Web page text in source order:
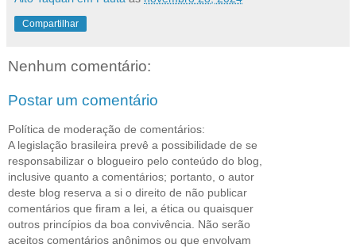
Compartilhar
Nenhum comentário:
Postar um comentário
Política de moderação de comentários:
A legislação brasileira prevê a possibilidade de se
responsabilizar o blogueiro pelo conteúdo do blog,
inclusive quanto a comentários; portanto, o autor
deste blog reserva a si o direito de não publicar
comentários que firam a lei, a ética ou quaisquer
outros princípios da boa convivência. Não serão
aceitos comentários anônimos ou que envolvam